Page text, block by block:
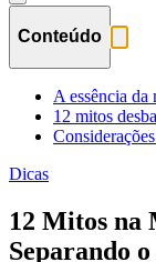
Conteúdo
A essência da
12 mitos
Dicas
12 Mitos na
Separando